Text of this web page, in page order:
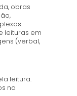
obras
leituras em
(verbal,
leitura.
na